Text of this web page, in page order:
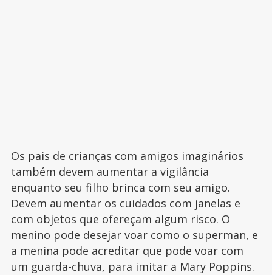
Os pais de crianças com amigos imaginários
também devem aumentar a vigilância
enquanto seu filho brinca com seu amigo.
Devem aumentar os cuidados com janelas e
com objetos que ofereçam algum risco. O
menino pode desejar voar como o superman, e
a menina pode acreditar que pode voar com
um guarda-chuva, para imitar a Mary Poppins.